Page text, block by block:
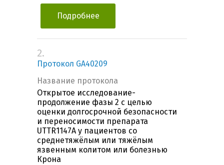
Подробнее
2.
Протокол GA40209
Название протокола
Открытое исследование-
продолжение фазы 2 с целью
оценки долгосрочной безопасности
и переносимости препарата
UTTR1147A у пациентов со
среднетяжёлым или тяжёлым
язвенным колитом или болезнью
Крона